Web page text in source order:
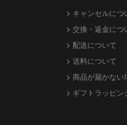
キャンセルにつ
交換・返金につ
配送について
送料について
商品が届かない
ギフトラッピン